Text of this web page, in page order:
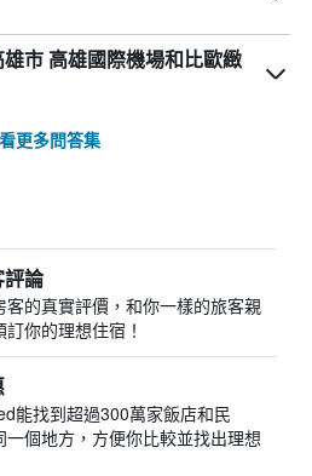
市 高雄國際機場和比歐緻
更多問答集
論
客的真實評價，和你一樣的旅客親
你的理想住宿！
能找到超過300萬家飯店和民
一個地方，方便你比較並找出理想